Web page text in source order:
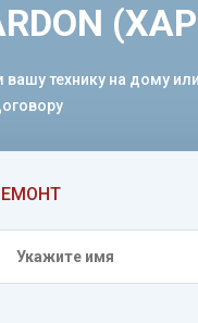
технику на дому